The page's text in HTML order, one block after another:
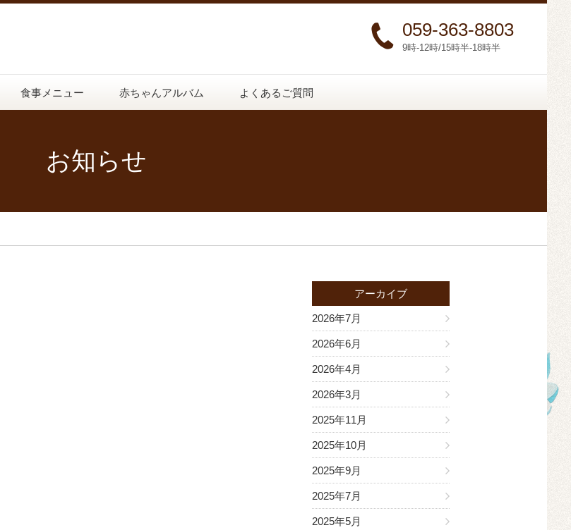
059-363-8803
9時-12時/15時半-18時半
食事メニュー 赤ちゃんアルバム よくあるご質問
お知らせ
アーカイブ
2026年7月
2026年6月
2026年4月
2026年3月
2025年11月
2025年10月
2025年9月
2025年7月
2025年5月